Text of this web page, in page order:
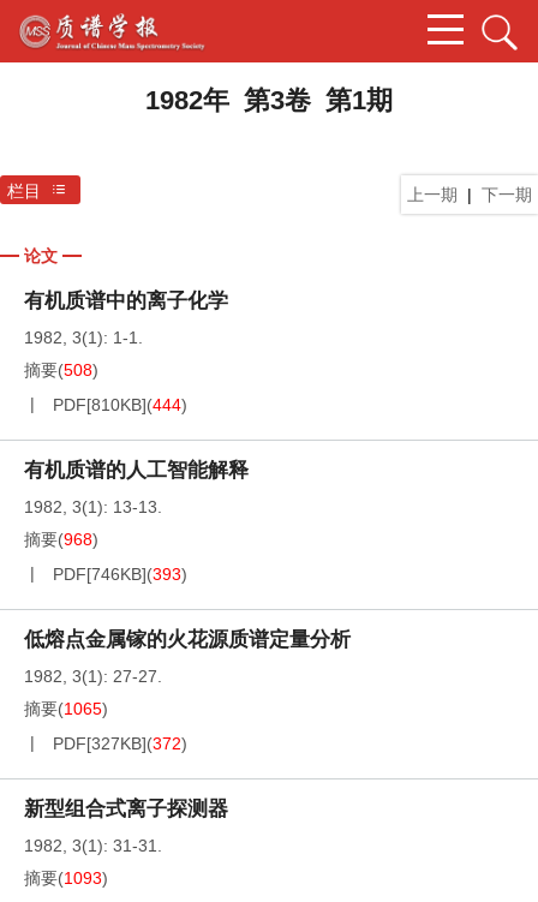
1982年 第3卷 第1期
上一期 | 下一期
栏目
论文
有机质谱中的离子化学
1982, 3(1): 1-1.
摘要(508)
PDF[810KB](444)
有机质谱的人工智能解释
1982, 3(1): 13-13.
摘要(968)
PDF[746KB](393)
低熔点金属镓的火花源质谱定量分析
1982, 3(1): 27-27.
摘要(1065)
PDF[327KB](372)
新型组合式离子探测器
1982, 3(1): 31-31.
摘要(1093)